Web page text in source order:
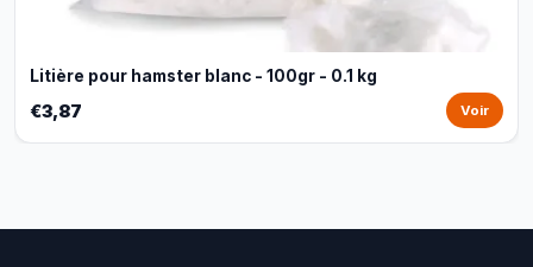
Litière pour hamster blanc - 100gr - 0.1 kg
€3,87 Voir